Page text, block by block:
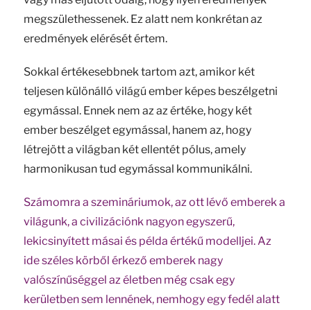
megszülethessenek. Ez alatt nem konkrétan az
eredmények elérését értem.
Sokkal értékesebbnek tartom azt, amikor két
teljesen különálló világú ember képes beszélgetni
egymással. Ennek nem az az értéke, hogy két
ember beszélget egymással, hanem az, hogy
létrejött a világban két ellentét pólus, amely
harmonikusan tud egymással kommunikálni.
Számomra a szemináriumok, az ott lévő emberek a
világunk, a civilizációnk nagyon egyszerű,
lekicsinyített másai és példa értékű modelljei. Az
ide széles körből érkező emberek nagy
valószínűséggel az életben még csak egy
kerületben sem lennének, nemhogy egy fedél alatt